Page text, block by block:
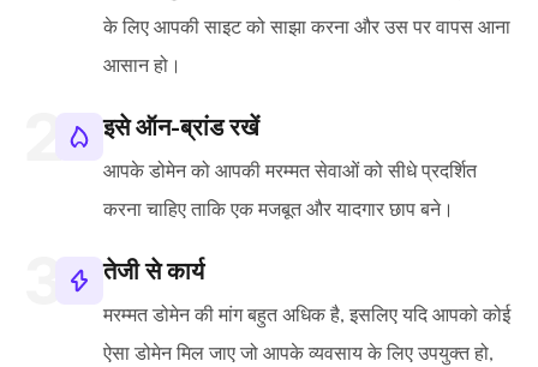
के लिए आपकी साइट को साझा करना और उस पर वापस आना
आसान हो।
इसे ऑन-ब्रांड रखें
आपके डोमेन को आपकी मरम्मत सेवाओं को सीधे प्रदर्शित
करना चाहिए ताकि एक मजबूत और यादगार छाप बने।
तेजी से कार्य
मरम्मत डोमेन की मांग बहुत अधिक है, इसलिए यदि आपको कोई
ऐसा डोमेन मिल जाए जो आपके व्यवसाय के लिए उपयुक्त हो,